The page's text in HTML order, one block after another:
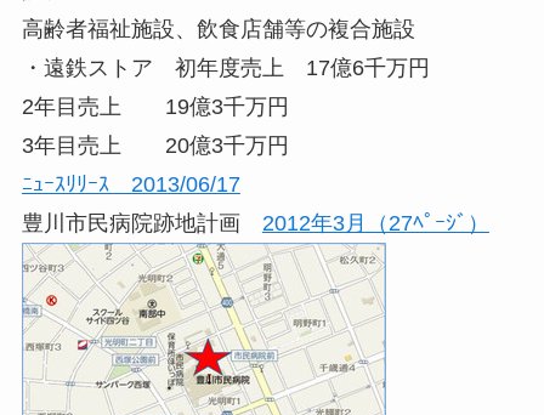
高齢者福祉施設、飲食店舗等の複合施設
・遠鉄ストア 初年度売上 17億6千万円
2年目売上 19億3千万円
3年目売上 20億3千万円
ﾆｭｰｽﾘﾘｰｽ 2013/06/17
豊川市民病院跡地計画 2012年3月（27ﾍﾟｰｼﾞ）